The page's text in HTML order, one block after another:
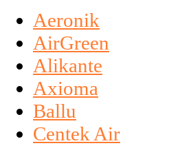
Aeronik
AirGreen
Alikante
Axioma
Ballu
Centek Air